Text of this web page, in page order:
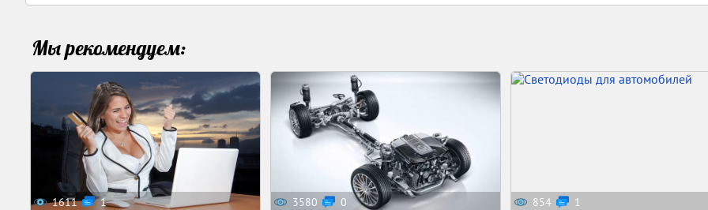
Мы рекомендуем:
1611 1 3580 0 854 1